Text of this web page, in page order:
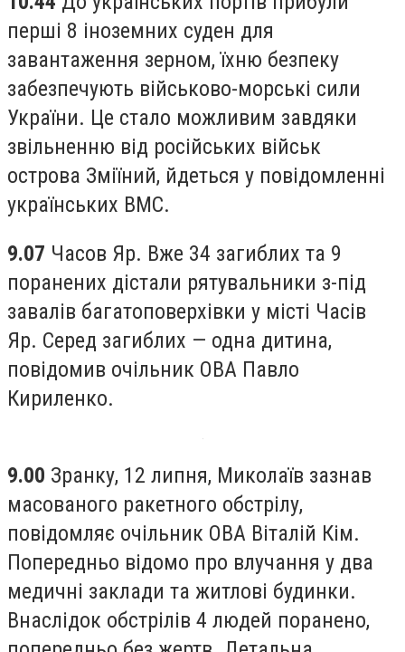
перші 8 іноземних суден для
завантаження зерном, їхню безпеку
забезпечують військово-морські сили
України. Це стало можливим завдяки
звільненню від російських військ
острова Зміїний, йдеться у повідомленні
українських ВМС.
9.07 Часов Яр. Вже 34 загиблих та 9
поранених дістали рятувальники з-під
завалів багатоповерхівки у місті Часів
Яр. Серед загиблих — одна дитина,
повідомив очільник ОВА Павло
Кириленко.
9.00 Зранку, 12 липня, Миколаїв зазнав
масованого ракетного обстрілу,
повідомляє очільник ОВА Віталій Кім.
Попередньо відомо про влучання у два
медичні заклади та житлові будинки.
Внаслідок обстрілів 4 людей поранено,